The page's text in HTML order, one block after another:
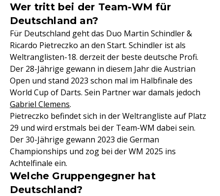
Wer tritt bei der Team-WM für
Deutschland an?
Für Deutschland geht das Duo Martin Schindler &
Ricardo Pietreczko an den Start. Schindler ist als
Weltranglisten-18. derzeit der beste deutsche Profi.
Der 28-Jährige gewann in diesem Jahr die Austrian
Open und stand 2023 schon mal im Halbfinale des
World Cup of Darts. Sein Partner war damals jedoch
Gabriel Clemens.
Pietreczko befindet sich in der Weltrangliste auf Platz
29 und wird erstmals bei der Team-WM dabei sein.
Der 30-Jährige gewann 2023 die German
Championships und zog bei der WM 2025 ins
Achtelfinale ein.
Welche Gruppengegner hat
Deutschland?